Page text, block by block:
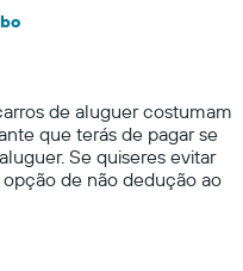
de aluguer costumam
que terás de pagar se
Se quiseres evitar
de não dedução ao